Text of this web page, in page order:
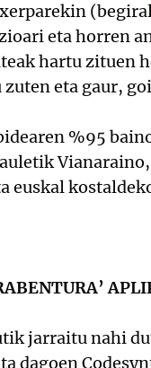
eta horren
hartu zituen
eta gaur,
%95
jarraitu nahi
dagoen